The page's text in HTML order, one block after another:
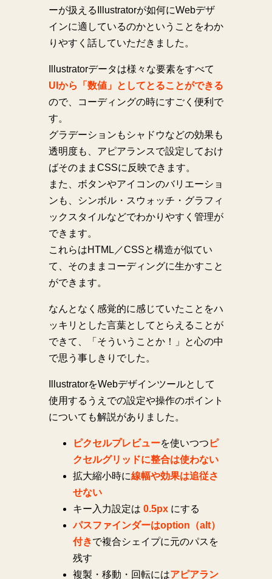
ーが扱えるIllustratorが如何にWebデザ
インに適しているのかということをわか
りやすく話していただきました。
Illustratorデータは様々な要素をすべて
UIから「数値」としてとることができる
ので、コーディングの時にすごく便利で
す。
グラデーションもシャドウなどの効果も
透明度も、アピアランスで設定しておけ
ばそのままCSSに反映できます。
また、ボタンやアイコンのバリエーショ
ンも、シンボル・スウォッチ・グラフィ
ックスタイルなどでわかりやすく管理が
できます。
これらはHTML／CSSと構造が似てい
て、そのままコーディングに生かすこと
ができます。
なんとなく感覚的に感じていたことをハ
ッキリとした言葉としてとらえることが
できて、「そういうことか！」と心の中
で思う事しきりでした。
IllustratorをWebデザインツールとして
使用するうえでの設定や操作のポイント
についても解説がありました。
ピクセルプレビューを使いつつ ピ
クセルグリッドに整合は使わない
拡大縮小時に線幅や効果は追従さ
せない
キー入力設定は 0.5pxにする
パスファインダーはoption（alt）
付きで複合シェイプに元のパスを
残す
複製・移動・回転にはアピアラン